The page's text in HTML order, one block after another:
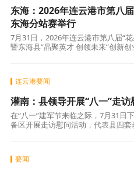
东海：2026年连云港市第八
东海分站赛举行
7月31日，2026年连云港市第八届“
暨东海县“晶聚英才 创领未来”创新
连云港要闻
灌南：县领导开展“八一”走访
在“八一”建军节来临之际，7月31日
备区开展走访慰问活动，代表县四
要闻